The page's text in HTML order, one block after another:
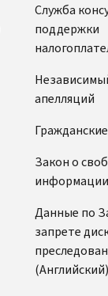
Служба
поддержки
апелляций
Закон о
Данные по
запрете
(Английский)